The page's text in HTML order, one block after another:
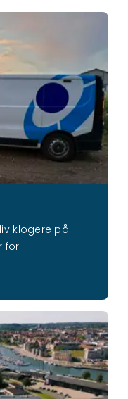
klogere på
for.